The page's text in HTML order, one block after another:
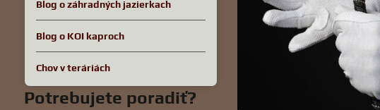
Blog o záhradných jazierkach
Blog o KOI kaproch
Chov v teráriách
Potrebujete poradiť?